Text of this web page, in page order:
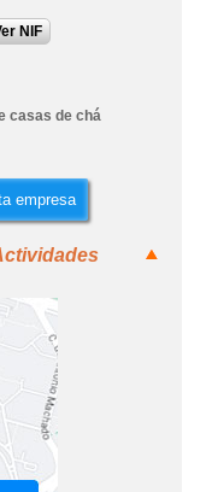
NIF
casas de chá
empresa